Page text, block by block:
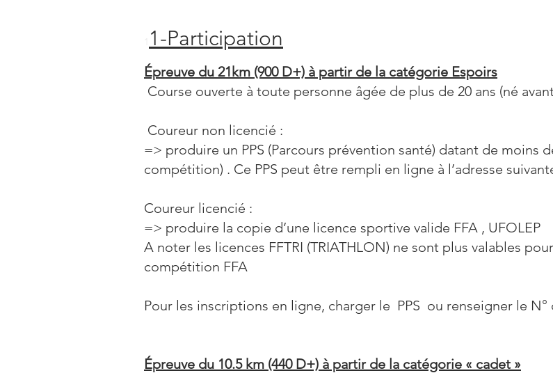
1-Participation
Épreuve du 21km (900 D+) à partir de la catégorie Espoirs
Course ouverte à toute personne âgée de plus de 20 ans (né
Coureur non licencié :
=> produire un PPS (Parcours prévention santé) datant de moins
compétition) . Ce PPS peut être rempli en ligne à l’adresse
Coureur licencié :
=> produire la copie d’une licence sportive valide FFA , UFOLEP
A noter les licences FFTRI (TRIATHLON) ne sont plus valables
compétition FFA
Pour les inscriptions en ligne, charger le PPS ou renseigner le N°
Épreuve du 10.5 km (440 D+) à partir de la catégorie « cadet »